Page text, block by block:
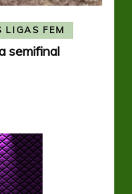
LIGAS FEM
semifinal